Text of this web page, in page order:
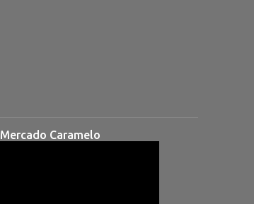
Mercado Caramelo